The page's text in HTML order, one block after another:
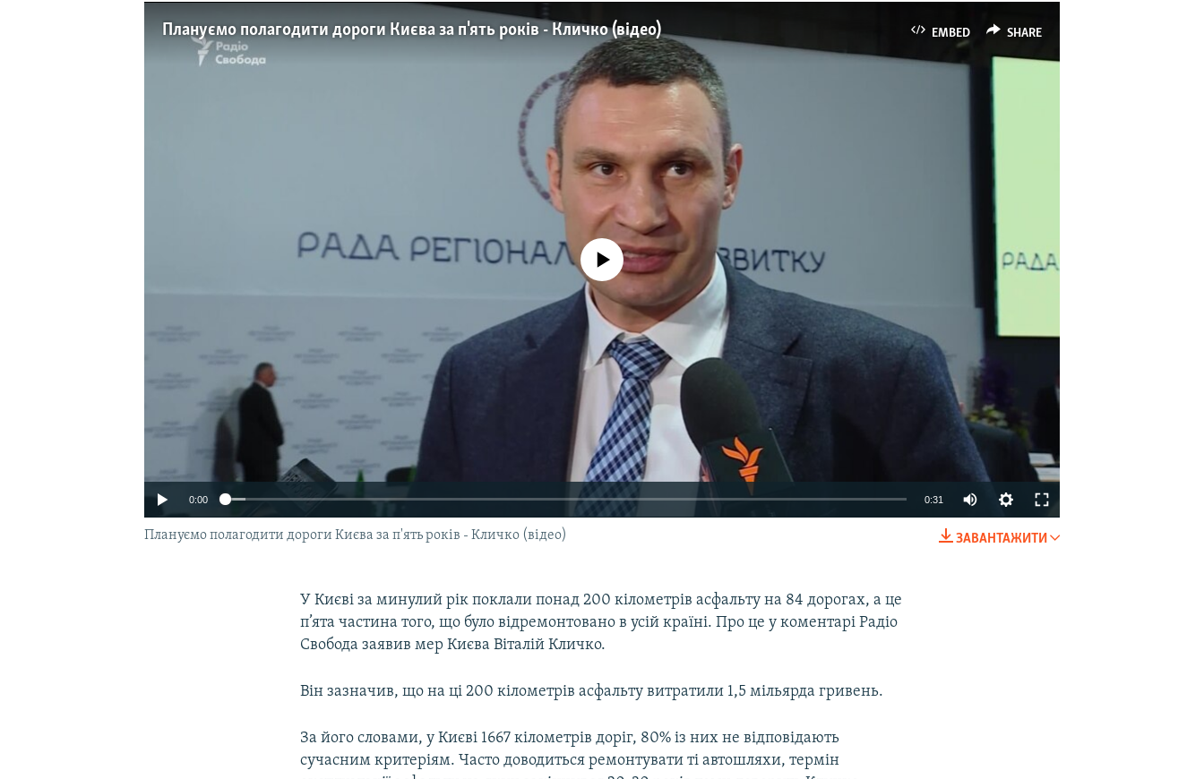
EMBED SHARE
Плануємо полагодити дороги Києва за п'ять років - Кличко (відео)
No media source currently available
0:00 0:31
ЗАВАНТАЖИТИ
Плануємо полагодити дороги Києва за п'ять років - Кличко (відео)
У Києві за минулий рік поклали понад 200 кілометрів асфальту на 84 дорогах, а це
п’ята частина того, що було відремонтовано в усій країні. Про це у коментарі Радіо
Свобода заявив мер Києва Віталій Кличко.
Він зазначив, що на ці 200 кілометрів асфальту витратили 1,5 мільярда гривень.
За його словами, у Києві 1667 кілометрів доріг, 80% із них не відповідають
сучасним критеріям. Часто доводиться ремонтувати ті автошляхи, термін